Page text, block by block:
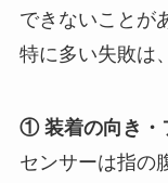
できないことが
特に多い失敗は
① 装着の向き・
センサーは指の